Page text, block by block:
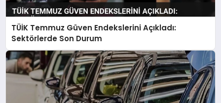
TÜİK Temmuz Güven Endekslerini Açıkladı:
Sektörlerde Son Durum